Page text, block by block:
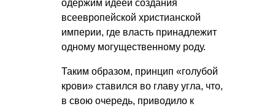
одержим идеей создания
всеевропейской христианской
империи, где власть принадлежит
одному могущественному роду.
Таким образом, принцип «голубой
крови» ставился во главу угла, что,
в свою очередь, приводило к